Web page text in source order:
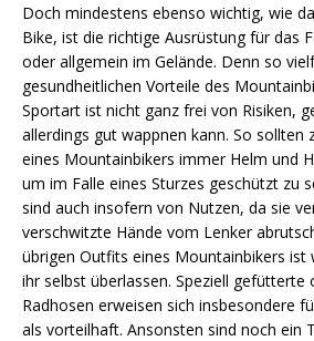
Doch mindestens ebenso wichtig, wie
Bike, ist die richtige Ausrüstung für das
oder allgemein im Gelände. Denn so
gesundheitlichen Vorteile des
Sportart ist nicht ganz frei von Risiken,
allerdings gut wappnen kann. So sollten
eines Mountainbikers immer Helm und
um im Falle eines Sturzes geschützt zu
sind auch insofern von Nutzen, da sie
verschwitzte Hände vom Lenker
übrigen Outfits eines Mountainbikers ist
ihr selbst überlassen. Speziell gefütterte
Radhosen erweisen sich insbesondere
als vorteilhaft. Ansonsten sind noch ein